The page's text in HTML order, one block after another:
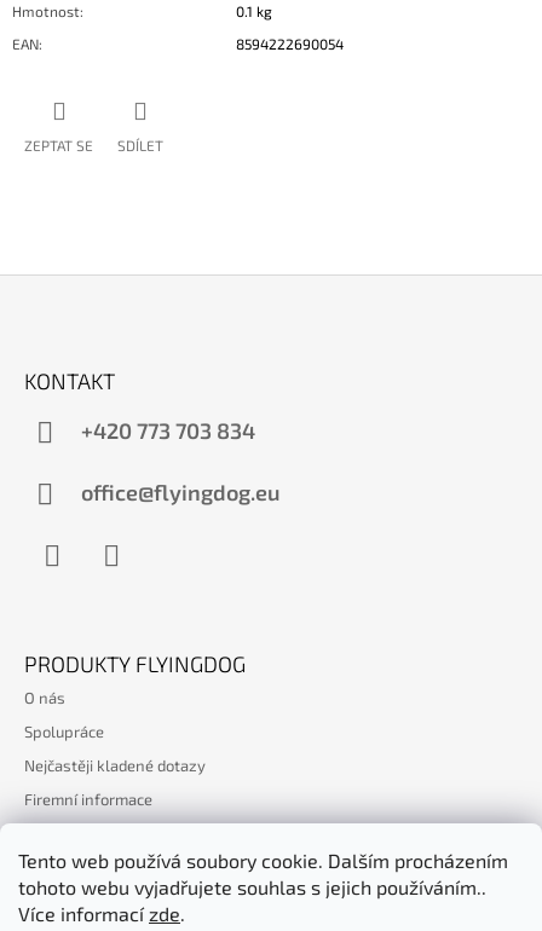
Tento web používá soubory cookie. Dalším procházením
tohoto webu vyjadřujete souhlas s jejich používáním..
Více informacízde.
Hmotnost:
0.1 kg
EAN: 8594222690054
ZEPTAT SE SDÍLET
KONTAKT
+420 773 703 834
office@flyingdog.eu
PRODUKTY FLYINGDOG
O nás
Spolupráce
Nejčastěji kladené dotazy
Firemní informace